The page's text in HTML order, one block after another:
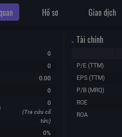
Hồ sơ Giao dịch
0
0
0.00
0
0
(Tra cứu cổ
tức)
0%
Tài chính
P/E (TTM)
EPS (TTM)
P/B (MRQ)
ROE
ROA